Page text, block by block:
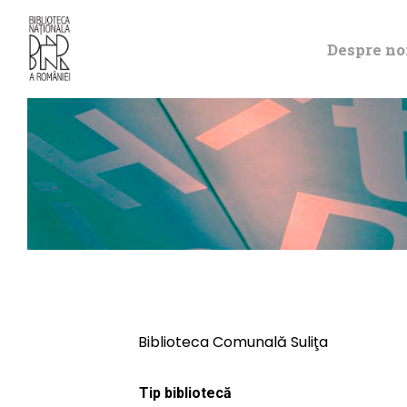
Despre
Biblioteca Comunală Suliţa
Tip bibliotecă